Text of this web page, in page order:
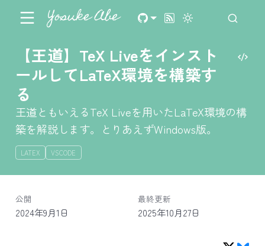
Yosuke Abe
【王道】TeX Liveをインスト
ールしてLaTeX環境を構築す
る
王道ともいえるTeX Liveを用いたLaTeX環境の構
築を解説します。とりあえずWindows版。
LATEX VSCODE
公開
2024年9月1日
最終更新
2025年10月27日